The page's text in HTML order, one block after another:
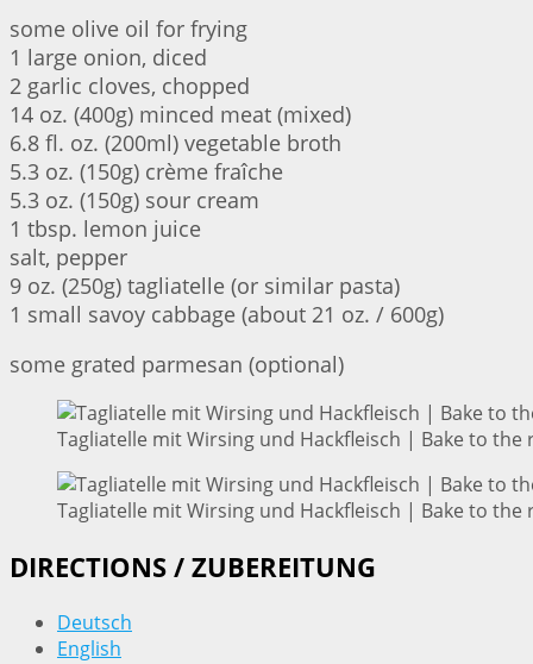
some olive oil for frying
1 large onion, diced
2 garlic cloves, chopped
14 oz. (400g) minced meat (mixed)
6.8 fl. oz. (200ml) vegetable broth
5.3 oz. (150g) crème fraîche
5.3 oz. (150g) sour cream
1 tbsp. lemon juice
salt, pepper
9 oz. (250g) tagliatelle (or similar pasta)
1 small savoy cabbage (about 21 oz. / 600g)
some grated parmesan (optional)
Tagliatelle mit Wirsing und Hackfleisch | Bake to the
Tagliatelle mit Wirsing und Hackfleisch | Bake to the
DIRECTIONS / ZUBEREITUNG
Deutsch
English